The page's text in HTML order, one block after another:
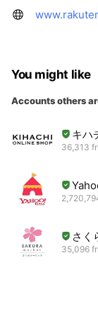
You might like
Accounts others
キハ
36,313
さく
35,096